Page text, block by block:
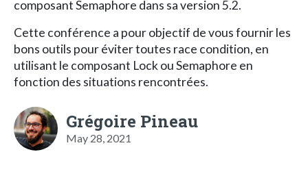
composant Semaphore dans sa version 5.2.
Cette conférence a pour objectif de vous fournir les
bons outils pour éviter toutes race condition, en
utilisant le composant Lock ou Semaphore en
fonction des situations rencontrées.
Grégoire Pineau
May 28, 2021